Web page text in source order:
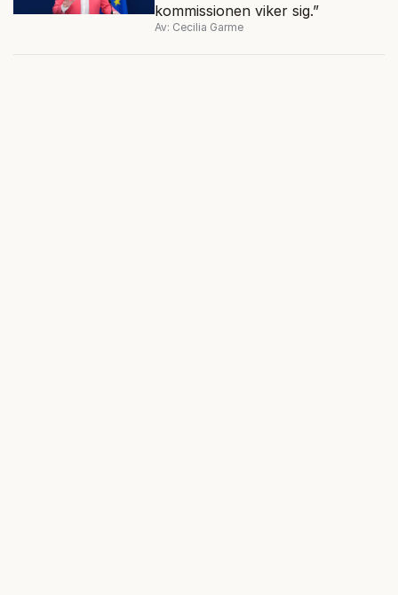
kommissionen viker sig.”
Av: Cecilia Garme